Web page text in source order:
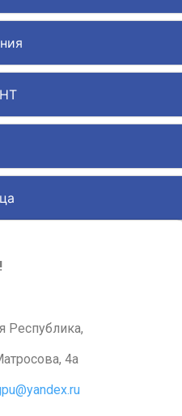
Республика,
4а